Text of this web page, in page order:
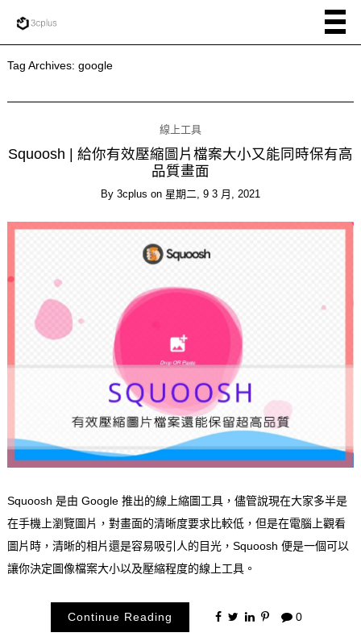
Tag Archives: google
線上工具
Squoosh | 給你有效壓縮圖片檔案大小又能同時保有高
品質畫面
By 3cplus on 星期二, 9 3 月, 2021
Squoosh 是由 Google 推出的線上縮圖工具，儘管說現在大家多半是
在手機上瀏覽圖片，對畫面的清晰度要求比較低，但是在電腦上觀看
圖片時，清晰的相片還是容易吸引人的目光，Squoosh 便是一個可以
讓你決定圖像檔案大小以及壓縮程度的線上工具。
Continue Reading 0